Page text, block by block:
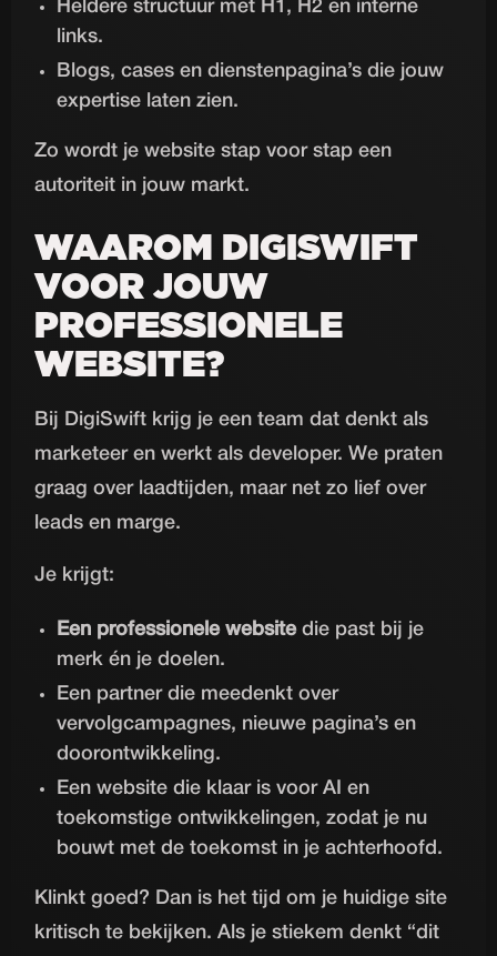
Heldere structuur met H1, H2 en interne
links.
Blogs, cases en dienstenpagina’s die jouw
expertise laten zien.
Zo wordt je website stap voor stap een
autoriteit in jouw markt.
WAAROM DIGISWIFT
VOOR JOUW
PROFESSIONELE
WEBSITE?
Bij DigiSwift krijg je een team dat denkt als
marketeer en werkt als developer. We praten
graag over laadtijden, maar net zo lief over
leads en marge.
Je krijgt:
Een professionele websitedie past bij je
merk én je doelen.
Een partner die meedenkt over
vervolgcampagnes, nieuwe pagina’s en
doorontwikkeling.
Een website die klaar is voor AI en
toekomstige ontwikkelingen, zodat je nu
bouwt met de toekomst in je achterhoofd.
Klinkt goed? Dan is het tijd om je huidige site
kritisch te bekijken. Als je stiekem denkt “dit